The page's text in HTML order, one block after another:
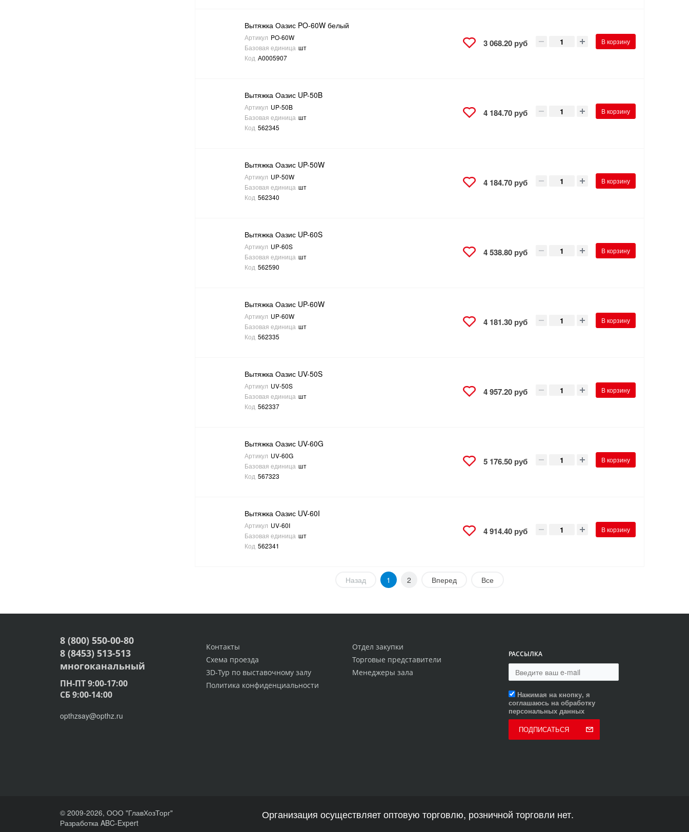
Вытяжка Оазис PO-60W белый
Артикул PO-60W
Базовая единица шт
Код А0005907
3 068.20 руб В корзину
Вытяжка Оазис UP-50B
Артикул UP-50B
Базовая единица шт
Код 562345
4 184.70 руб В корзину
Вытяжка Оазис UP-50W
Артикул UP-50W
Базовая единица шт
Код 562340
4 184.70 руб В корзину
Вытяжка Оазис UP-60S
Артикул UP-60S
Базовая единица шт
Код 562590
4 538.80 руб В корзину
Вытяжка Оазис UP-60W
Артикул UP-60W
Базовая единица шт
Код 562335
4 181.30 руб В корзину
Вытяжка Оазис UV-50S
Артикул UV-50S
Базовая единица шт
Код 562337
4 957.20 руб В корзину
Вытяжка Оазис UV-60G
Артикул UV-60G
Базовая единица шт
Код 567323
5 176.50 руб В корзину
Вытяжка Оазис UV-60I
Артикул UV-60I
Базовая единица шт
Код 562341
4 914.40 руб В корзину
Назад 1 2 Вперед Все
Отдел закупки
Торговые представители
Менеджеры зала
Контакты
Схема проезда
3D-Тур по выставочному залу
Политика конфиденциальности
РАССЫЛКА
Нажимая на кнопку, я
соглашаюсь на обработку
персональных данных
ПОДПИСАТЬСЯ
8 (800) 550-00-80
8 (8453) 513-513
многоканальный
ПН-ПТ 9:00-17:00
СБ 9:00-14:00
opthzsay@opthz.ru
© 2009-2026, ООО "ГлавХозТорг"
Разработка ABC-Expert
Организация осуществляет оптовую торговлю, розничной торговли нет.